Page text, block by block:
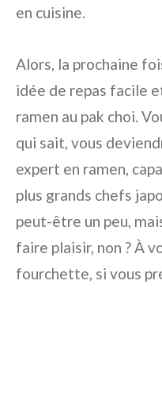
en cuisine.
Alors, la prochaine
idée de repas facile
ramen au pak choi.
qui sait, vous
expert en ramen,
plus grands chefs
peut-être un peu,
faire plaisir, non ? À
fourchette, si vous